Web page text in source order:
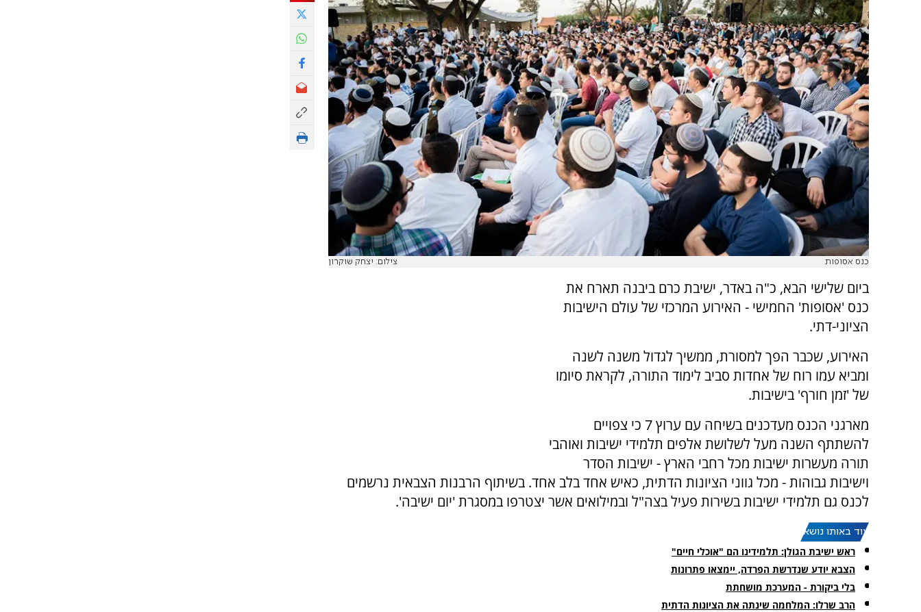
כנס אסופות צילום: יצחק שוקרון
ביום שלישי הבא, כ"ה באדר, ישיבת כרם ביבנה תארח את
כנס 'אסופות' החמישי - האירוע המרכזי של עולם הישיבות
הציוני-דתי.
האירוע, שכבר הפך למסורת, ממשיך לגדול משנה לשנה
ומביא עמו רוח של אחדות סביב לימוד התורה, לקראת סיומו
של 'זמן חורף' בישיבות.
מארגני הכנס מעדכנים בשיחה עם ערוץ 7 כי צפויים
להשתתף השנה מעל לשלושת אלפים תלמידי ישיבות ואוהבי
תורה מעשרות ישיבות מכל רחבי הארץ - ישיבות הסדר
וישיבות גבוהות - מכל גווני הציונות הדתית, כאיש אחד בלב אחד. בשיתוף הרבנות הצבאית נרשמים
לכנס גם תלמידי ישיבות בשירות פעיל בצה"ל ובמילואים אשר יצטרפו במסגרת 'יום ישיבה'.
עוד באותו נושא:
ראש ישיבת הגולן: תלמידינו הם "אוכלי חיים"
הצבא יודע שנדרשת הפרדה, יימצאו פתרונות
בלי ביקורת - המערכת מושחתת
הרב שרלו: המלחמה שינתה את הציונות הדתית